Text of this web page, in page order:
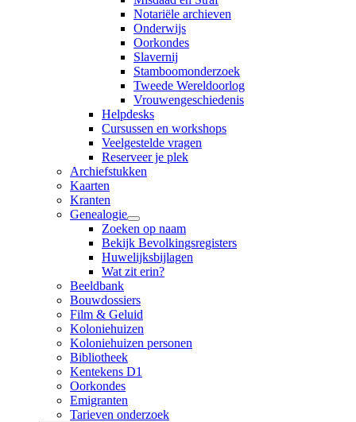
Notariële archieven
Onderwijs
Oorkondes
Slavernij
Stamboomonderzoek
Tweede Wereldoorlog
Vrouwengeschiedenis
Helpdesks
Cursussen en workshops
Veelgestelde vragen
Reserveer je plek
Archiefstukken
Kaarten
Kranten
Genealogie
Zoeken op naam
Bekijk Bevolkingsregisters
Huwelijksbijlagen
Wat zit erin?
Beeldbank
Bouwdossiers
Film & Geluid
Koloniehuizen
Koloniehuizen personen
Bibliotheek
Kentekens D1
Oorkondes
Emigranten
Tarieven onderzoek